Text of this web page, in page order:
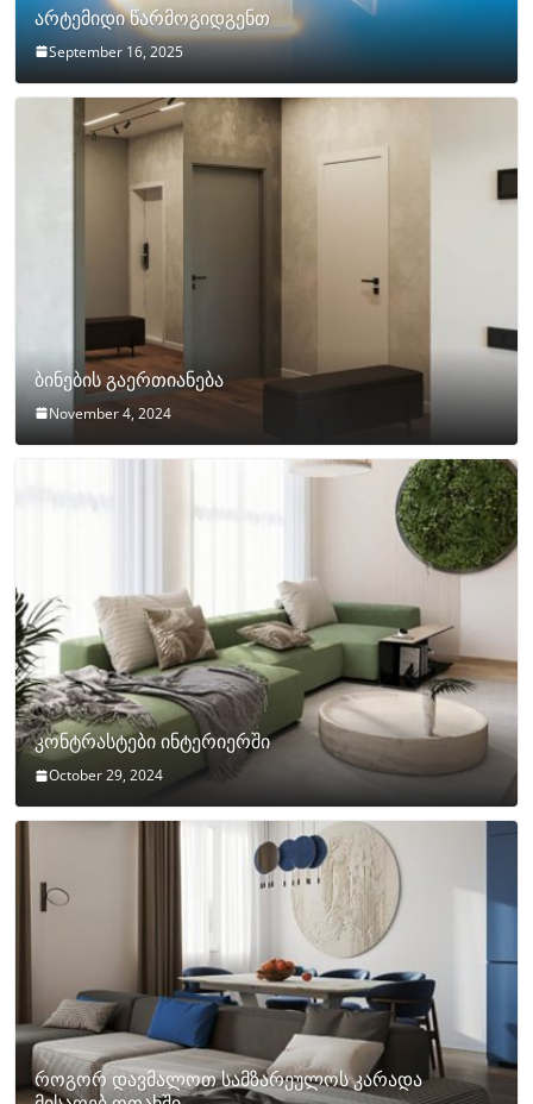
არტემიდი წარმოგიდგენთ
September 16, 2025
ბინების გაერთიანება
November 4, 2024
კონტრასტები ინტერიერში
October 29, 2024
როგორ დავმალოთ სამზარეულოს კარადა